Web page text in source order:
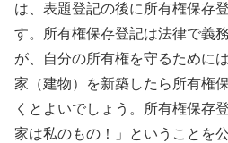
は、表題登記の後に所有権保存
す。所有権保存登記は法律で義
が、自分の所有権を守るために
家（建物）を新築したら所有権
くとよいでしょう。所有権保存
家は私のもの！」ということを